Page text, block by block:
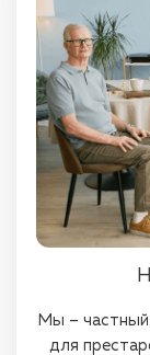
Мы – частный
для